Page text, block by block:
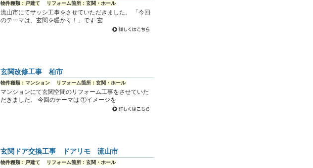
物件種類：戸建て リフォーム箇所：玄関・ホール
流山市にてサッシ工事をさせていただきました。 「今回
のテーマは、玄関を暖かく！」です 玄
玄関改修工事 柏市
物件種類：マンション リフォーム箇所：玄関・ホール
マンションにて玄関空間のリフォーム工事をさせていた
だきました。 今回のテーマは ①イメージを
玄関ドア交換工事 ドアリモ 流山市
物件種類：戸建て リフォーム箇所：玄関・ホール